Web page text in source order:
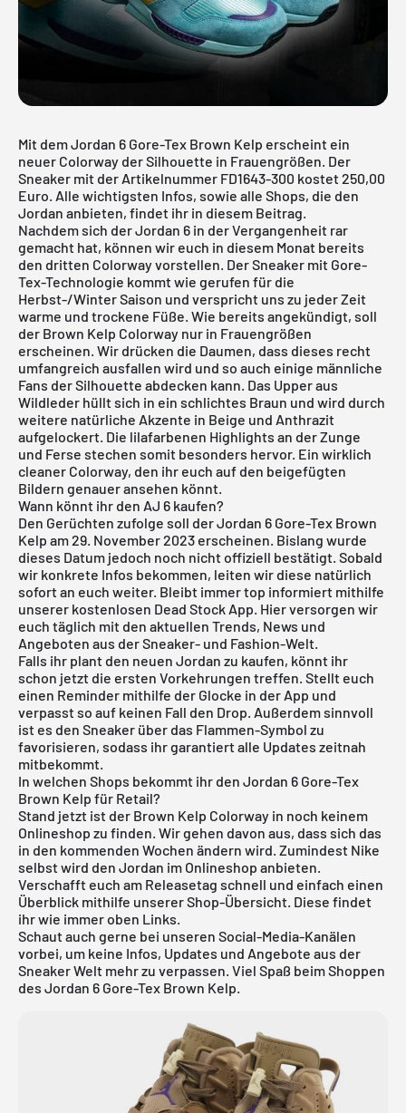
Mit dem Jordan 6 Gore-Tex Brown Kelp erscheint ein
neuer Colorway der Silhouette in Frauengrößen. Der
Sneaker mit der Artikelnummer FD1643-300 kostet 250,00
Euro. Alle wichtigsten Infos, sowie alle Shops, die den
Jordan anbieten, findet ihr in diesem Beitrag.
Nachdem sich derJordan 6 in der Vergangenheit rar
gemacht hat, können wir euch in diesem Monat bereits
den dritten Colorway vorstellen. Der Sneaker mit Gore-
Tex-Technologie kommt wie gerufen für die
Herbst-/Winter Saison und verspricht uns zu jeder Zeit
warme und trockene Füße. Wie bereits angekündigt, soll
der Brown Kelp Colorway nur in Frauengrößen
erscheinen. Wir drücken die Daumen, dass dieses recht
umfangreich ausfallen wird und so auch einige männliche
Fans der Silhouette abdecken kann. Das Upper aus
Wildleder hüllt sich in ein schlichtes Braun und wird durch
weitere natürliche Akzente in Beige und Anthrazit
aufgelockert. Die lilafarbenen Highlights an der Zunge
und Ferse stechen somit besonders hervor. Ein wirklich
cleaner Colorway, den ihr euch auf den beigefügten
Bildern genauer ansehen könnt.
Wann könnt ihr den AJ 6 kaufen?
Den Gerüchten zufolge soll der Jordan 6 Gore-Tex Brown
Kelp am 29. November 2023 erscheinen. Bislang wurde
dieses Datum jedoch noch nicht offiziell bestätigt. Sobald
wir konkrete Infos bekommen, leiten wir diese natürlich
sofort an euch weiter. Bleibt immer top informiert mithilfe
unserer kostenlosen Dead Stock App. Hier versorgen wir
euch täglich mit den aktuellen Trends, News und
Angeboten aus der Sneaker- und Fashion-Welt.
Falls ihr plant den neuen Jordan zu kaufen, könnt ihr
schon jetzt die ersten Vorkehrungen treffen. Stellt euch
einen Reminder mithilfe der Glocke in der App und
verpasst so auf keinen Fall den Drop. Außerdem sinnvoll
ist es den Sneaker über das Flammen-Symbol zu
favorisieren, sodass ihr garantiert alle Updates zeitnah
mitbekommt.
In welchen Shops bekommt ihr den Jordan 6 Gore-Tex
Brown Kelp für Retail?
Stand jetzt ist der Brown Kelp Colorway in noch keinem
Onlineshop zu finden. Wir gehen davon aus, dass sich das
in den kommenden Wochen ändern wird. Zumindest Nike
selbst wird den Jordan im Onlineshop anbieten.
Verschafft euch am Releasetag schnell und einfach einen
Überblick mithilfe unserer Shop-Übersicht. Diese findet
ihr wie immer oben Links.
Schaut auch gerne bei unseren Social-Media-Kanälen
vorbei, um keine Infos, Updates und Angebote aus der
Sneaker Welt mehr zu verpassen. Viel Spaß beim Shoppen
des Jordan 6 Gore-Tex Brown Kelp.